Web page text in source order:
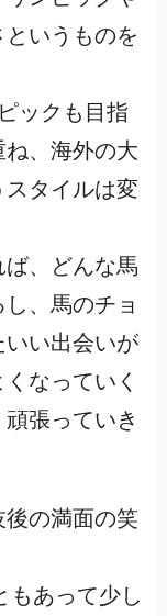
いうものを
ックも目指
、海外の大
タイルは変
ば、どんな馬
、馬のチョ
い出会いが
なっていく
張っていき
の満面の笑
もあって少し